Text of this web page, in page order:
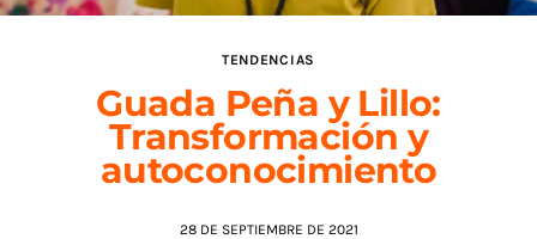
TENDENCIAS
AGENDA
TENDENCIAS
Guada Peña y Lillo:
Transformación y
autoconocimiento
28 DE SEPTIEMBRE DE 2021